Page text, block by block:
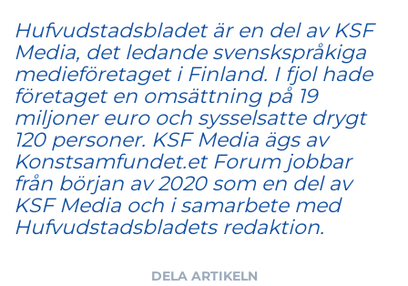
Hufvudstadsbladet är en del av KSF
Media, det ledande svenskspråkiga
medieföretaget i Finland. I fjol hade
företaget en omsättning på 19
miljoner euro och sysselsatte drygt
120 personer. KSF Media ägs av
Konstsamfundet.et Forum jobbar
från början av 2020 som en del av
KSF Media och i samarbete med
Hufvudstadsbladets redaktion.
DELA ARTIKELN